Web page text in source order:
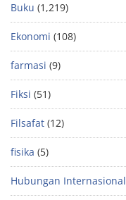
Buku (1,219)
Ekonomi (108)
farmasi (9)
Fiksi (51)
Filsafat (12)
fisika (5)
Hubungan Internasional